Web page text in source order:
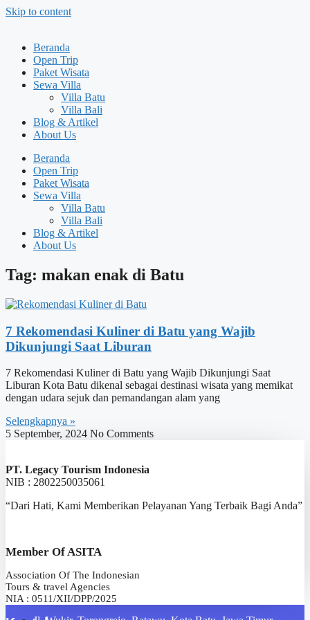
Skip to content
Beranda
Open Trip
Paket Wisata
Sewa Villa
Villa Batu
Villa Bali
Blog & Artikel
About Us
Beranda
Open Trip
Paket Wisata
Sewa Villa
Villa Batu
Villa Bali
Blog & Artikel
About Us
Tag: makan enak di Batu
7 Rekomendasi Kuliner di Batu yang Wajib
Dikunjungi Saat Liburan
7 Rekomendasi Kuliner di Batu yang Wajib Dikunjungi Saat
Liburan Kota Batu dikenal sebagai destinasi wisata yang memikat
dengan udara sejuk dan pemandangan alam yang
Selengkapnya »
5 September, 2024 No Comments
PT. Legacy Tourism Indonesia
NIB : 2802250035061
“Dari Hati, Kami Memberikan Pelayanan Yang Terbaik Bagi Anda”
Member Of ASITA
Association Of The Indonesian
Tours & travel Agencies
NIA : 0511/XII/DPP/2025